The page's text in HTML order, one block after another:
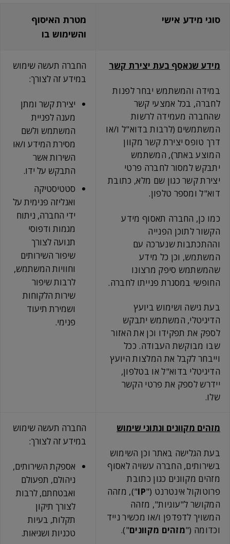
סוגי מידע אישי
מטרת האיסוף
והשימוש בו
מידע שנאסף בעת יצירת קשר
במידה והמשתמש יבחר לפנות
לחברה, בכל אמצעי קשר
שהחברה מעמידה לרשות
המשתמשים (לרבות בדוא"ל ו/או
דרך טופס יצירת קשר מקוון
המוצע באתר), המשתמש
יתבקש למסור לחברה פרטי
יצירת קשר כגון שם מלא, כתובת
דוא"ל ומספר טלפון.
כמו כן, החברה תאסוף מידע
הקשור לתוכן הפנייה
וההתכתבות שנערכה עם
המשתמש, וכן כל מידע
שהמשתמש סיפק מרצונו
החופשי במסגרת פנייתו לחברה.
בעת גישה ושימוש ביועץ
הדיגיטלי, המשתמש יתבקש
לספק את תפקידו וכן את האזור
שבו מבוקשת העבודה. ככל
וייבחר לקבל את המלצות היועץ
הדיגיטלי בדוא"ל או בטלפון,
יידרש לספק את פרטי הקשר
שלו.
החברה תעשה שימוש
במידע זה לצורך:
יצירת קשר ומתן
מענה לפניית
המשתמש ולשם
מסירת המידע ו/או
השירות אשר
התבקש על ידו.
סטטיסטיקה
ואנליזה פנימית על
ידי החברה, ניתוח
מגמות ודפוסי
תנועה לצורך
שיפור השירותים
וחוויות המשתמש,
לרבות שיפור
שירות הלקוחות
ושמירת תיעוד
פנימי.
מזהים מקוונים ונתוני שימוש
בעת הגלישה באתר וכן השימוש
בשירותים, החברה עשויה לאסוף
מזהים מקוונים כגון כתובת
פרוטוקול אינטרנט ("IP"), מזהה
המקושר ל"עוגיות", מזהה
המשויך לדפדפן ו/או מכשיר נייד
וכדומה ("מזהים מקוונים").
החברה תעשה שימוש
במידע זה לצורך:
אספקת השירותים,
ניהולם, תפעולם
ואבטחתם, לרבות
לצורך תיקון
תקלות, בעיות
טכניות ושגיאות.